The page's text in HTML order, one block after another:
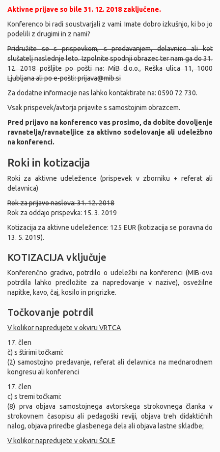
Aktivne prijave so bile 31. 12. 2018 zaključene.
Konferenco bi radi soustvarjali z vami. Imate dobro izkušnjo, ki bo jo
podelili z drugimi in z nami?
Pridružite se s prispevkom, s predavanjem, delavnico ali kot
slušatelj naslednje leto. Izpolnite spodnji obrazec ter nam ga do 31.
12. 2018 pošljite po pošti na: MiB d.o.o., Reška ulica 11, 1000
Ljubljana ali po e-pošti:prijava@mib.si
Za dodatne informacije nas lahko kontaktirate na: 0590 72 730.
Vsak prispevek/avtorja prijavite s samostojnim obrazcem.
Pred prijavo na konferenco vas prosimo, da dobite dovoljenje
ravnatelja/ravnateljice za aktivno sodelovanje ali udeležbno
na konferenci.
Roki in kotizacija
Roki za aktivne udeležence (prispevek v zborniku + referat ali
delavnica)
Rok za prijavo naslova: 31. 12. 2018
Rok za oddajo prispevka: 15. 3. 2019
Kotizacija za aktivne udeležence: 125 EUR (kotizacija se poravna do
13. 5. 2019).
KOTIZACIJA vključuje
Konferenčno gradivo, potrdilo o udeležbi na konferenci (MIB-ova
potrdila lahko predložite za napredovanje v nazive), osvežilne
napitke, kavo, čaj, kosilo in prigrizke.
Točkovanje potrdil
V kolikor napredujete v okviru VRTCA
17. člen
č) s štirimi točkami:
(2) samostojno predavanje, referat ali delavnica na mednarodnem
kongresu ali konferenci
17. člen
c) s tremi točkami:
(8) prva objava samostojnega avtorskega strokovnega članka v
strokovnem časopisu ali pedagoški reviji, objava treh didaktičnih
nalog, objava priredbe glasbenega dela ali objava lastne skladbe;
V kolikor napredujete v okviru ŠOLE